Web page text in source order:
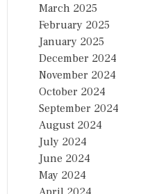
March 2025
February 2025
January 2025
December 2024
November 2024
October 2024
September 2024
August 2024
July 2024
June 2024
May 2024